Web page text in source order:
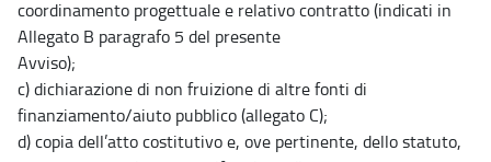
coordinamento progettuale e relativo contratto (indicati in
Allegato B paragrafo 5 del presente
Avviso);
c) dichiarazione di non fruizione di altre fonti di
finanziamento/aiuto pubblico (allegato C);
d) copia dell’atto costitutivo e, ove pertinente, dello statuto,